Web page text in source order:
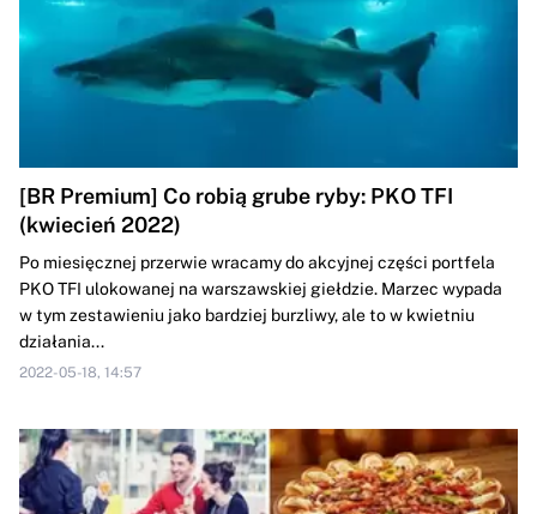
[BR Premium] Co robią grube ryby: PKO TFI
(kwiecień 2022)
Po miesięcznej przerwie wracamy do akcyjnej części portfela
PKO TFI ulokowanej na warszawskiej giełdzie. Marzec wypada
w tym zestawieniu jako bardziej burzliwy, ale to w kwietniu
działania...
2022-05-18, 14:57